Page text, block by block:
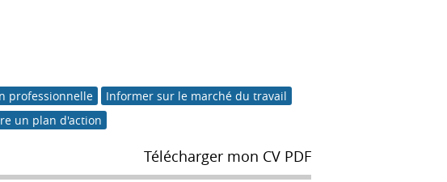
professionnelle
Informer sur le marché du travail
un plan d'action
Télécharger mon CV PDF